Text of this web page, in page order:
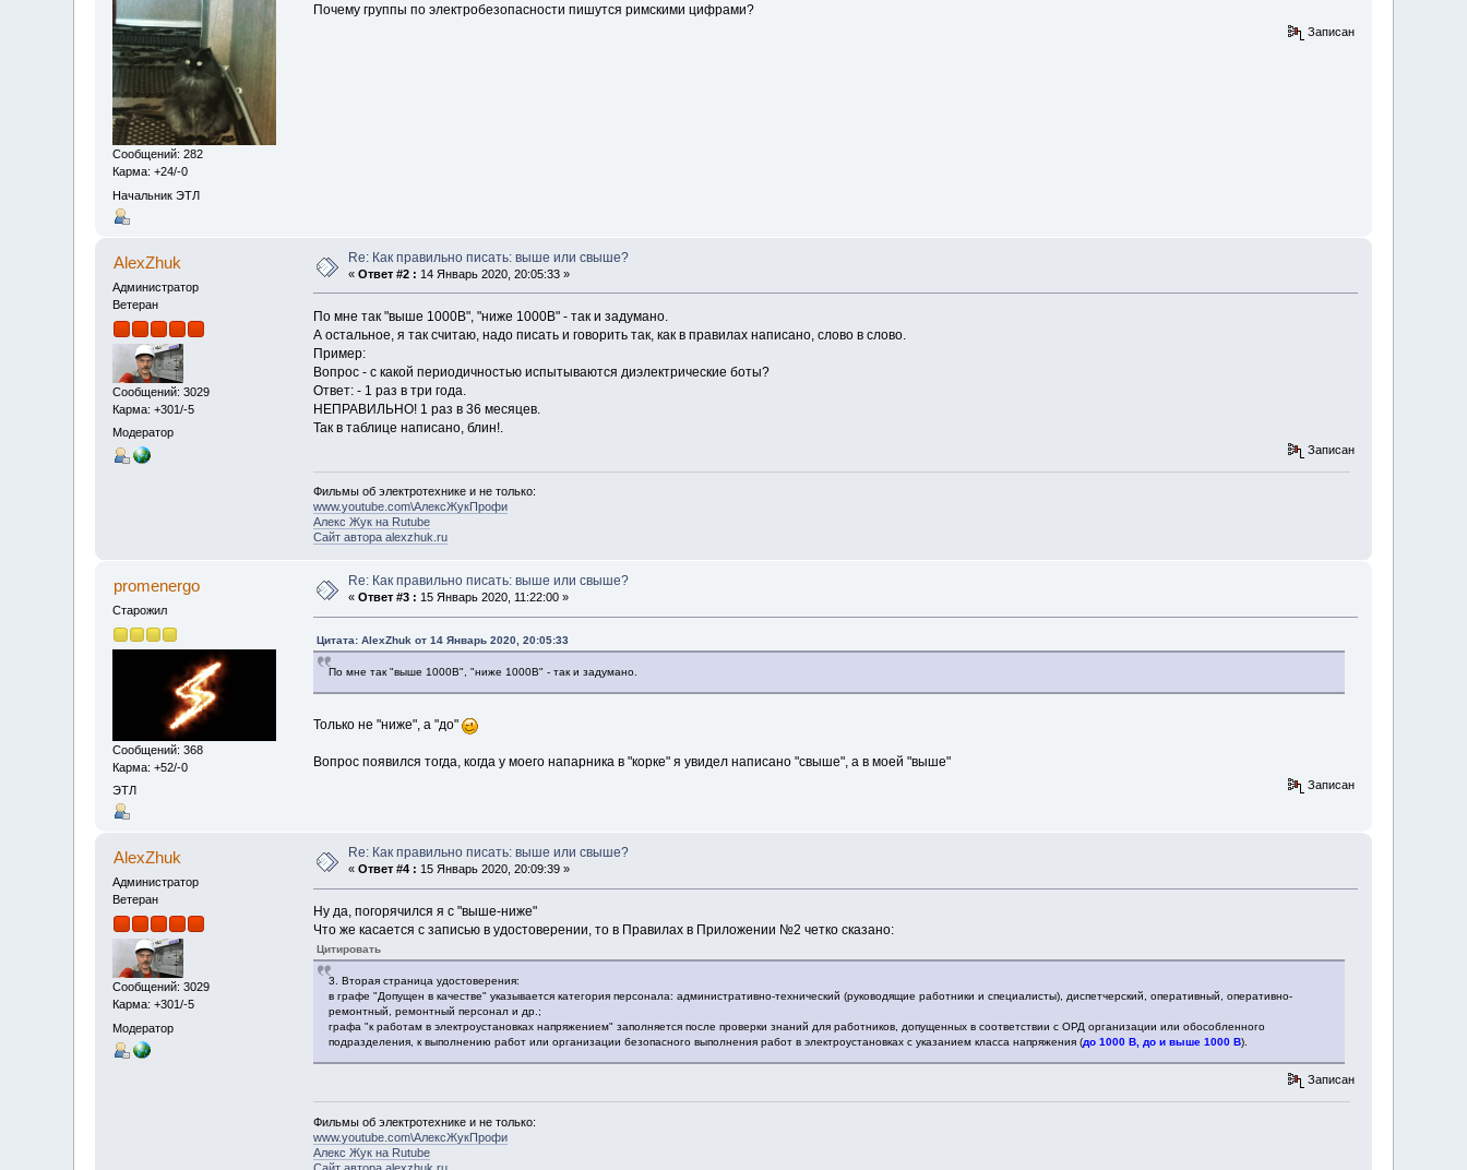
Сообщений: 282
Карма: +24/-0
Начальник ЭТЛ
Почему группы по электробезопасности пишутся римскими цифрами?
Записан
AlexZhuk
Администратор
Ветеран
Сообщений: 3029
Карма: +301/-5
Модератор
Re: Как правильно писать: выше или свыше?
«Ответ #2 : 14 Январь 2020, 20:05:33 »
По мне так "выше 1000В", "ниже 1000В" - так и задумано.
А остальное, я так считаю, надо писать и говорить так, как в правилах написано, слово в слово.
Пример:
Вопрос - с какой периодичностью испытываются диэлектрические боты?
Ответ: - 1 раз в три года.
НЕПРАВИЛЬНО! 1 раз в 36 месяцев.
Так в таблице написано, блин!.
Записан
Фильмы об электротехнике и не только:
www.youtube.com\АлексЖукПрофи
Алекс Жук на Rutube
Сайт автора alexzhuk.ru
promenergo
Старожил
Сообщений: 368
Карма: +52/-0
ЭТЛ
Re: Как правильно писать: выше или свыше?
«Ответ #3 : 15 Январь 2020, 11:22:00 »
Цитата: AlexZhuk от 14 Январь 2020, 20:05:33
По мне так "выше 1000В", "ниже 1000В" - так и задумано.
Только не "ниже", а "до"
Вопрос появился тогда, когда у моего напарника в "корке" я увидел написано "свыше", а в моей "выше"
Записан
AlexZhuk
Администратор
Ветеран
Сообщений: 3029
Карма: +301/-5
Модератор
Re: Как правильно писать: выше или свыше?
«Ответ #4 : 15 Январь 2020, 20:09:39 »
Ну да, погорячился я с "выше-ниже"
Что же касается с записью в удостоверении, то в Правилах в Приложении №2 четко сказано:
Цитировать
3. Вторая страница удостоверения:
в графе "Допущен в качестве" указывается категория персонала: административно-технический (руководящие работники и специалисты), диспетчерский, оперативный, оперативно-
ремонтный, ремонтный персонал и др.;
графа "к работам в электроустановках напряжением" заполняется после проверки знаний для работников, допущенных в соответствии с ОРД организации или обособленного
подразделения, к выполнению работ или организации безопасного выполнения работ в электроустановках с указанием класса напряжения (до 1000 В, до и выше 1000 В).
Записан
Фильмы об электротехнике и не только:
www.youtube.com\АлексЖукПрофи
Алекс Жук на Rutube